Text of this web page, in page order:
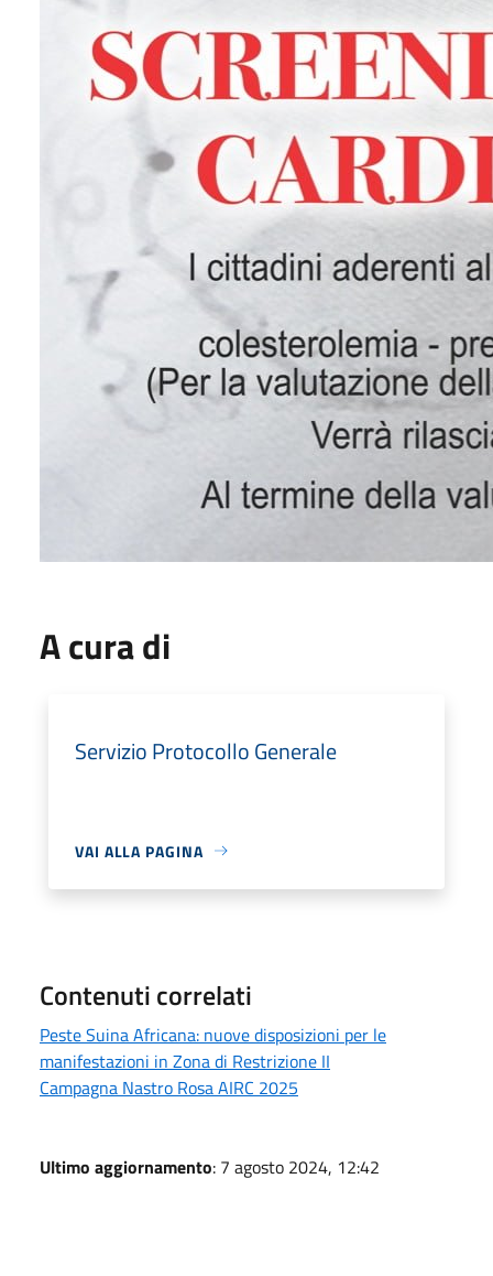
A cura di
Servizio Protocollo Generale
VAI ALLA PAGINA
Contenuti correlati
Peste Suina Africana: nuove disposizioni per le
manifestazioni in Zona di Restrizione II
Campagna Nastro Rosa AIRC 2025
Ultimo aggiornamento: 7 agosto 2024, 12:42